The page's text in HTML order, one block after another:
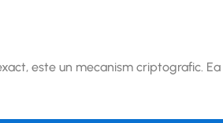
este un mecanism criptografic.